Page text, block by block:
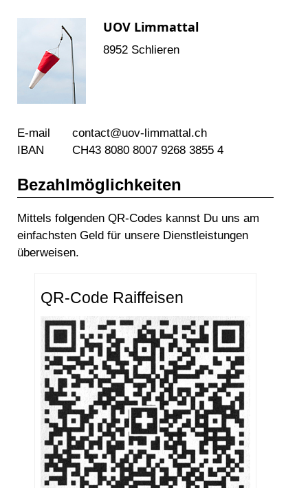
UOV Limmattal
8952 Schlieren
E-mail contact@uov-limmattal.ch
IBAN
CH43 8080 8007 9268 3855 4
Bezahlmöglichkeiten
Mittels folgenden QR-Codes kannst Du uns am
einfachsten Geld für unsere Dienstleistungen
überweisen.
QR-Code Raiffeisen